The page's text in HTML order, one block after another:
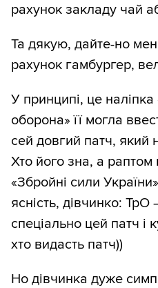
рахунок закладу чай
Та дякую, дайте-но
рахунок гамбургер,
У принципі, це наліпка
оборона» її могла
сей довгий патч, який
Хто його зна, а раптом
«Збройні сили
ясність, дівчинко:
спеціально цей патч і
хто видасть патч))
Но дівчинка дуже